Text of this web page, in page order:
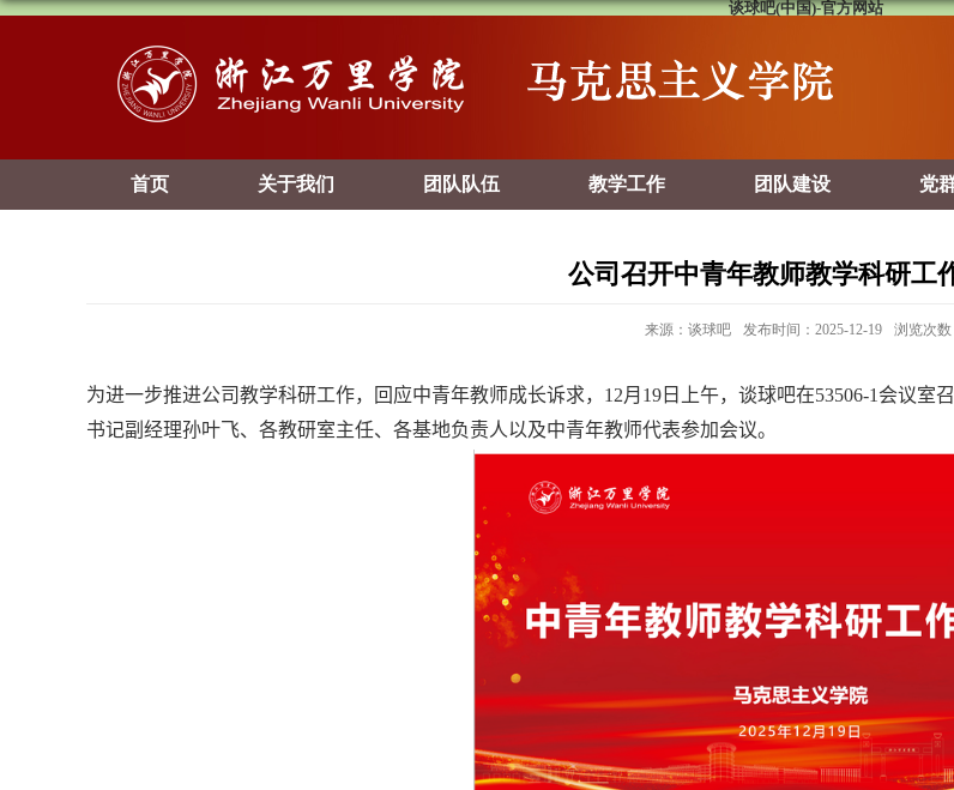
谈球吧(中国)-官方网站
首页 关于我们 团队队伍 教学工作 团队建设 党
公司召开中青年教师教学科研工
来源：谈球吧 发布时间：2025-12-19 浏览次数
为进一步推进公司教学科研工作，回应中青年教师成长诉求， 12月 19 日上午，谈球吧在53506-1 会议室
书记副经理孙叶飞、各教研室主任、各基地负责人以及中青年教师代表参加会议。